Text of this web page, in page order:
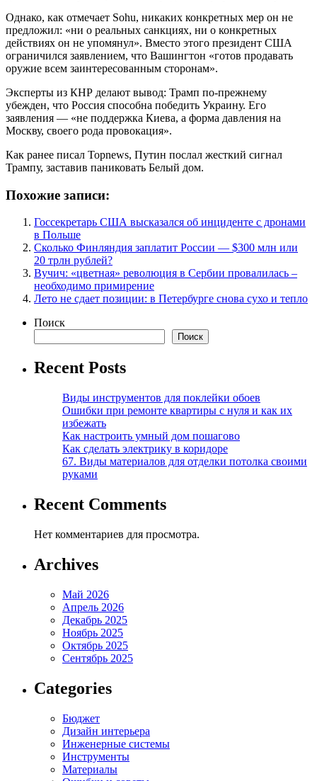
Однако, как отмечает Sohu, никаких конкретных мер он не
предложил: «ни о реальных санкциях, ни о конкретных
действиях он не упомянул». Вместо этого президент США
ограничился заявлением, что Вашингтон «готов продавать
оружие всем заинтересованным сторонам».
Эксперты из КНР делают вывод: Трамп по-прежнему
убежден, что Россия способна победить Украину. Его
заявления — «не поддержка Киева, а форма давления на
Москву, своего рода провокация».
Как ранее писал Topnews, Путин послал жесткий сигнал
Трампу, заставив паниковать Белый дом.
Похожие записи:
Госсекретарь США высказался об инциденте с дронами
в Польше
Сколько Финляндия заплатит России — $300 млн или
20 трлн рублей?
Вучич: «цветная» революция в Сербии провалилась –
необходимо примирение
Лето не сдает позиции: в Петербурге снова сухо и тепло
Поиск
Поиск
Recent Posts
Виды инструментов для поклейки обоев
Ошибки при ремонте квартиры с нуля и как их
избежать
Как настроить умный дом пошагово
Как сделать электрику в коридоре
67. Виды материалов для отделки потолка своими
руками
Recent Comments
Нет комментариев для просмотра.
Archives
Май 2026
Апрель 2026
Декабрь 2025
Ноябрь 2025
Октябрь 2025
Сентябрь 2025
Categories
Бюджет
Дизайн интерьера
Инженерные системы
Инструменты
Материалы